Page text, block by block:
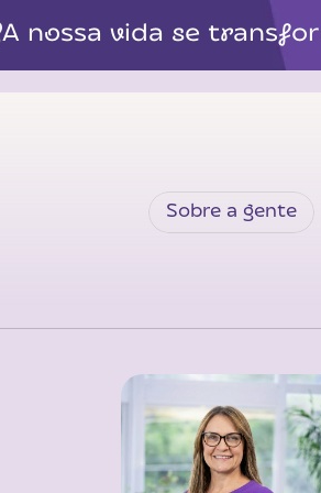
Sobre a gente
A nossa vida se